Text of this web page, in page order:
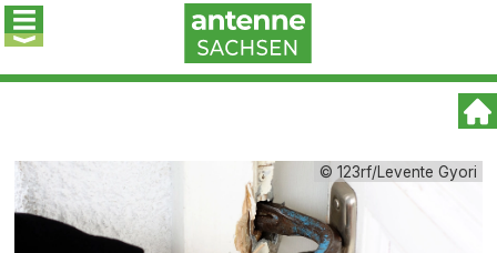
© 123rf/Levente Gyori